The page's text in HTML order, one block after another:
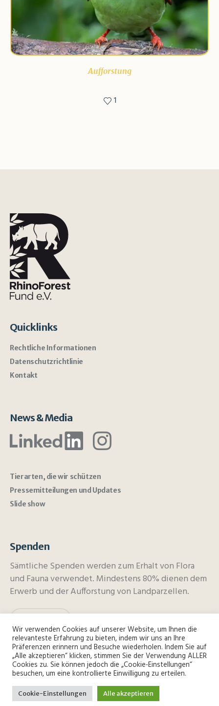
Aufforstung
1
Quicklinks
Rechtliche Informationen
Datenschutzrichtlinie
Kontakt
News & Media
Tierarten, die wir schützen
Pressemitteilungen und Updates
Slide show
Spenden
Sämtliche Spenden werden zum Erhalt von Flora
und Fauna verwendet. Mindestens 80% dienen dem
Erwerb und der Aufforstung von Landparzellen.
Datenschutzerklärung/ Rhino and Forest Fund e.V. ©
2022 / All rights reserved.
Wir verwenden Cookies auf unserer Website, um Ihnen die
relevanteste Erfahrung zu bieten, indem wir uns an Ihre
Präferenzen erinnern und Besuche wiederholen. Indem Sie auf
„Alle akzeptieren“ klicken, stimmen Sie der Verwendung ALLER
Cookies zu. Sie können jedoch die „Cookie-Einstellungen“
besuchen, um eine kontrollierte Einwilligung zu erteilen.
Cookie-Einstellungen Alle akzeptieren